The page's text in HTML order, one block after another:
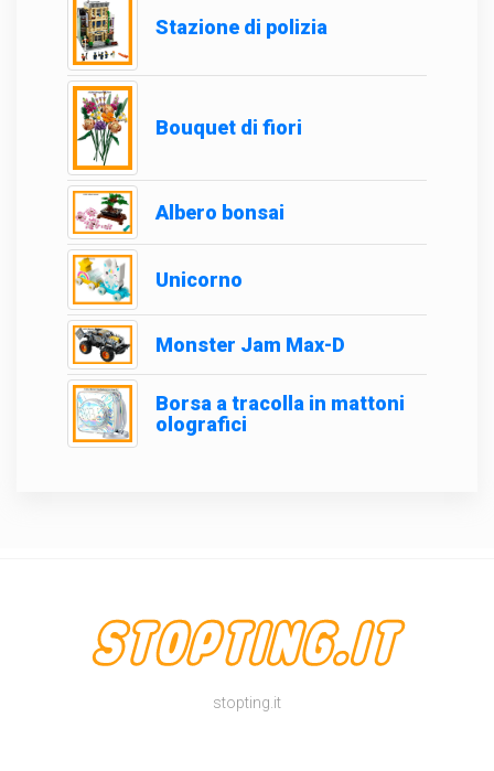
Stazione di polizia
Bouquet di fiori
Albero bonsai
Unicorno
Monster Jam Max-D
Borsa a tracolla in mattoni
olografici
stopting.it